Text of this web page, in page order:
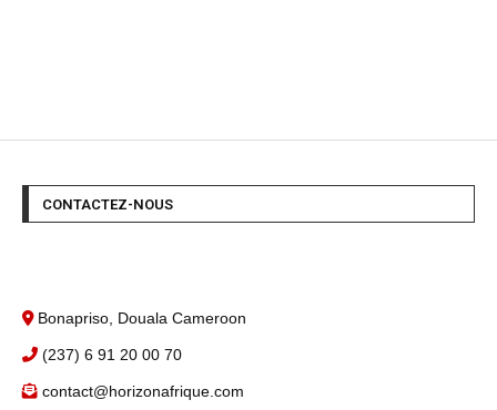
CONTACTEZ-NOUS
Bonapriso, Douala Cameroon
(237) 6 91 20 00 70
contact@horizonafrique.com